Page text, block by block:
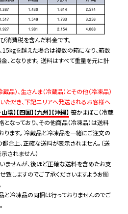
消費税を含んだ料金です。
15kgを越えた場合は複数の箱になり、箱数
、となります。 送料はすべて重量を元に計
品）、生さんま（冷蔵品）とその他（冷凍品）
ただき、下記エリアへ発送されるお客様へ
陰】【四国】【九州】【沖縄】 笹かまぼこ（冷蔵
となっており、その他商品（冷凍品）は送料
ります。 冷蔵品と冷凍品を一緒にご注文の
都合上、正確な送料が表示されません。（送
されません）
ませんが、後ほど正確な送料を含めたお支
致しますのでご了承くださいますようお願
と冷凍品の同梱は行っておりませんのでご